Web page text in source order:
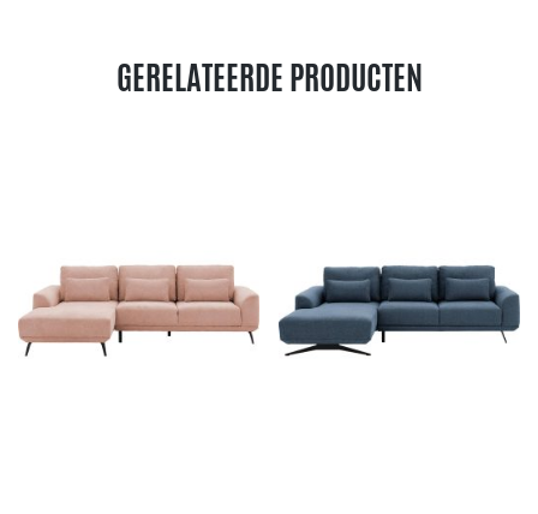
GERELATEERDE PRODUCTEN